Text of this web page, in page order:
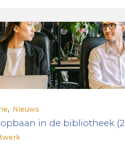
, Nieuws
in de bibliotheek